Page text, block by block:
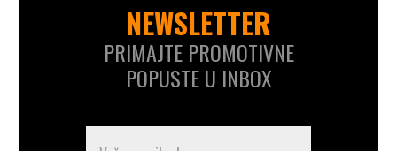
NEWSLETTER
PRIMAJTE PROMOTIVNE
POPUSTE U INBOX